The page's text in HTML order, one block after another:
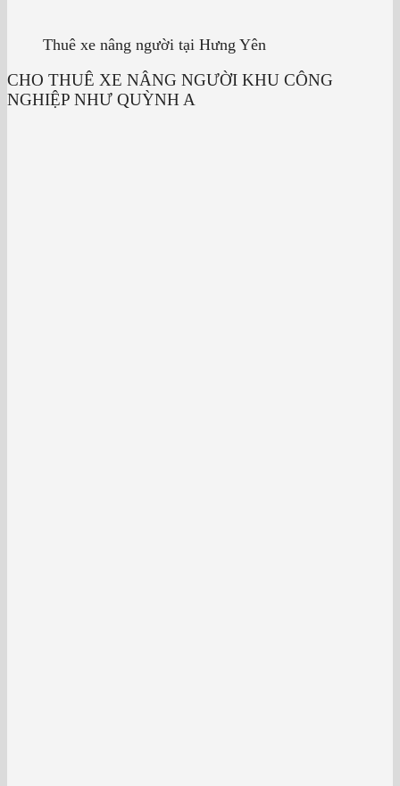
Thuê xe nâng người tại Hưng Yên
CHO THUÊ XE NÂNG NGƯỜI KHU CÔNG
NGHIỆP NHƯ QUỲNH A